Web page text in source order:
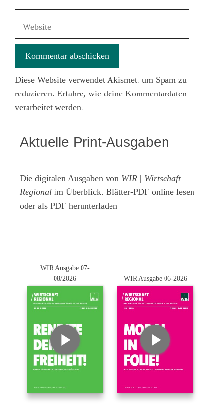
Diese Website verwendet Akismet, um Spam zu
reduzieren. Erfahre, wie deine Kommentardaten
verarbeitet werden.
Aktuelle Print-Ausgaben
Die digitalen Ausgaben von WIR | Wirtschaft
Regional im Überblick. Blätter-PDF online lesen
oder als PDF herunterladen
WIR Ausgabe 07-
08/2026
WIR Ausgabe 06-2026